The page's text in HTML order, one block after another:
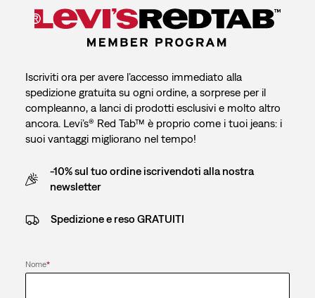
Iscriviti ora per avere l’accesso immediato alla
spedizione gratuita su ogni ordine, a sorprese per il
compleanno, a lanci di prodotti esclusivi e molto altro
ancora. Levi’s® Red Tab™ è proprio come i tuoi jeans: i
suoi vantaggi migliorano nel tempo!
-10% sul tuo ordine iscrivendoti alla nostra
newsletter
Spedizione e reso GRATUITI
Nome*